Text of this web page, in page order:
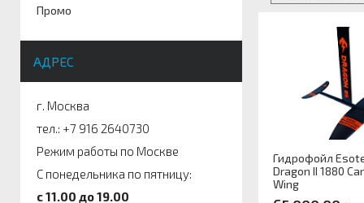
Промо
АДРЕС
г. Москва
тел.: +7 916 2640730
Режим работы по Москве
С понедельника по пятницу:
c 11.00 до 19.00
Гидрофойл
Dragon II 1880
Wing